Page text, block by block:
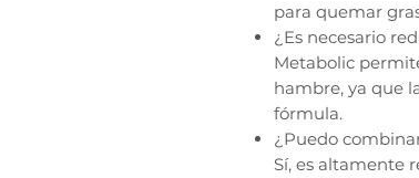
para quemar
¿Es necesario
Metabolic
hambre, ya que
fórmula.
¿Puedo
Sí, es altamente